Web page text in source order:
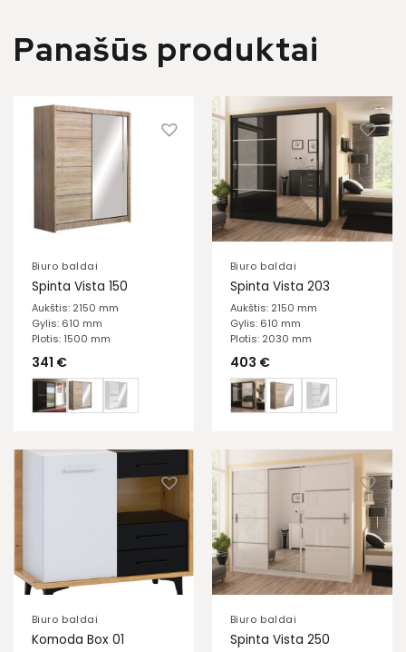
Panašūs produktai
Biuro baldai
Spinta Vista 150
Aukštis: 2150 mm
Gylis: 610 mm
Plotis: 1500 mm
341 €
Biuro baldai
Spinta Vista 203
Aukštis: 2150 mm
Gylis: 610 mm
Plotis: 2030 mm
403 €
Biuro baldai
Komoda Box 01
Biuro baldai
Spinta Vista 250